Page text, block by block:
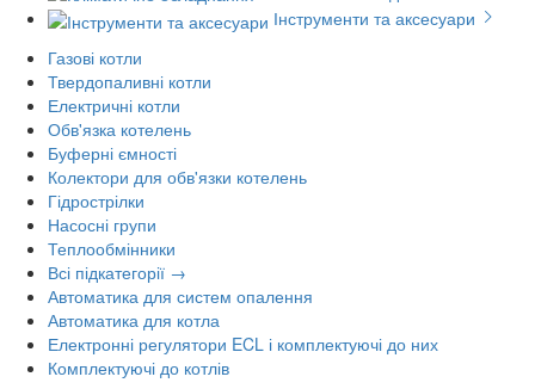
Інструменти та аксесуари
Газові котли
Твердопаливні котли
Електричні котли
Обв'язка котелень
Буферні ємності
Колектори для обв'язки котелень
Гідрострілки
Насосні групи
Теплообмінники
Всі підкатегорії →
Автоматика для систем опалення
Автоматика для котла
Електронні регулятори ECL і комплектуючі до них
Комплектуючі до котлів